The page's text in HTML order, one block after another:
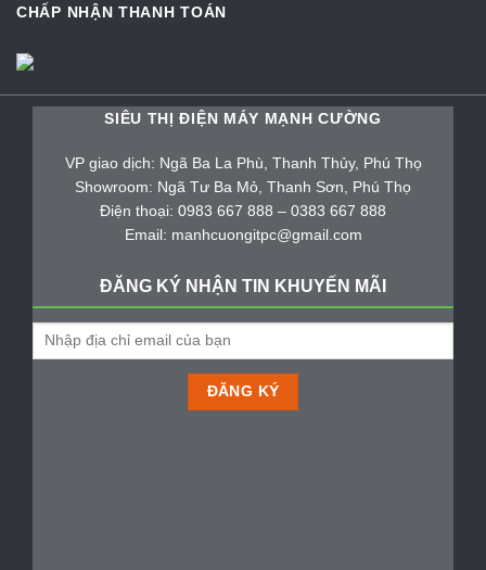
CHẤP NHẬN THANH TOÁN
SIÊU THỊ ĐIỆN MÁY MẠNH CƯỜNG
VP giao dịch: Ngã Ba La Phù, Thanh Thủy, Phú Thọ
Showroom: Ngã Tư Ba Mỏ, Thanh Sơn, Phú Thọ
Điện thoại: 0983 667 888 – 0383 667 888
Email: manhcuongitpc@gmail.com
ĐĂNG KÝ NHẬN TIN KHUYẾN MÃI